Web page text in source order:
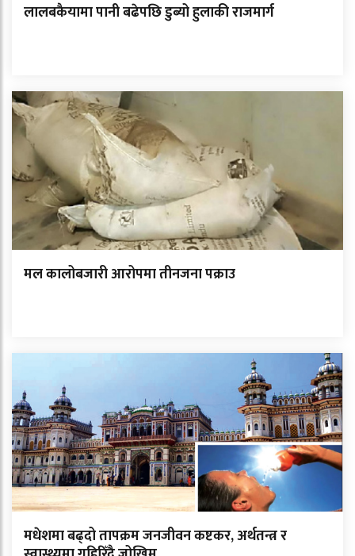
लालबकैयामा पानी बढेपछि डुब्यो हुलाकी राजमार्ग
मल कालोबजारी आरोपमा तीनजना पक्राउ
मधेशमा बढ्दो तापक्रम जनजीवन कष्टकर, अर्थतन्त्र र